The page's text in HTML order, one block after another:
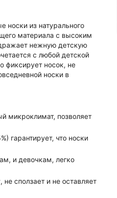
носки из натурального
материала с высоким
нежную детскую
с любой детской
фиксирует носок, не
носки в
микроклимат, позволяет
гарантирует, что носки
и девочкам, легко
сползает и не оставляет